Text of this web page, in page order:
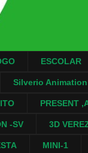
ESCOLAR
Silverio Animation
PRESENT
-SV 3D
MINI-1